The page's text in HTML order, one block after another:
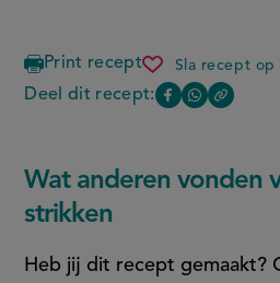
Print recept Sla recept op
churros-
strikken
Deel dit recept:
Deel
(opent
Deel
pagina
(opent
Copy
this
Wat anderen vonden
strikken
Heb jij dit recept gemaakt?